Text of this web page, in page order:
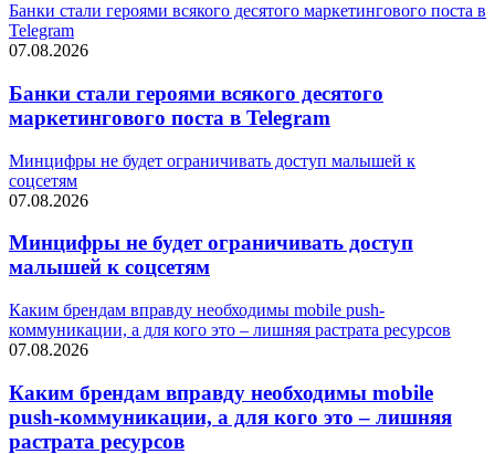
Банки стали героями всякого десятого маркетингового поста в
Telegram
07.08.2026
Банки стали героями всякого десятого
маркетингового поста в Telegram
Минцифры не будет ограничивать доступ малышей к
соцсетям
07.08.2026
Минцифры не будет ограничивать доступ
малышей к соцсетям
Каким брендам вправду необходимы mobile push-
коммуникации, а для кого это – лишняя растрата ресурсов
07.08.2026
Каким брендам вправду необходимы mobile
push-коммуникации, а для кого это – лишняя
растрата ресурсов